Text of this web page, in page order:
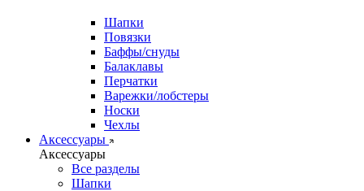
Шапки
Повязки
Баффы/снуды
Балаклавы
Перчатки
Варежки/лобстеры
Носки
Чехлы
Аксессуары
Аксессуары
Все разделы
Шапки